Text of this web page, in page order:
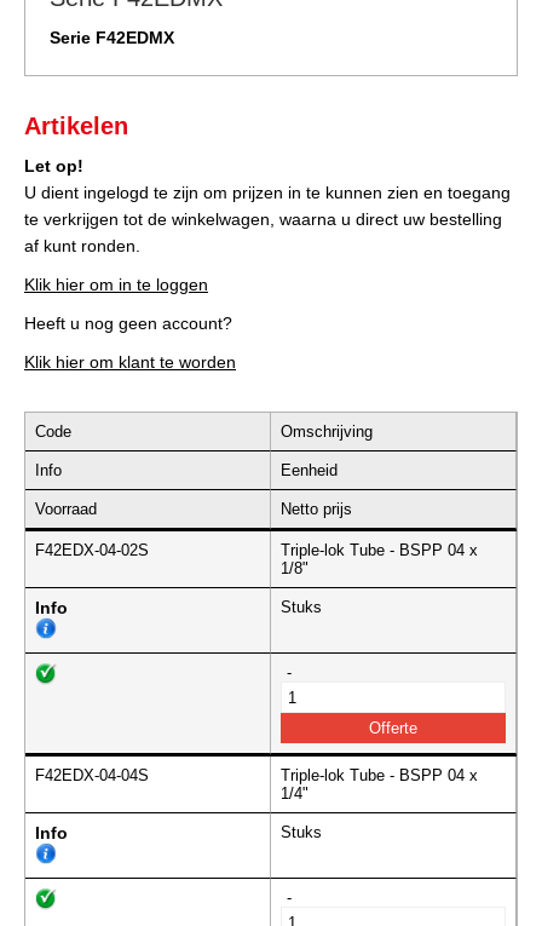
Serie F42EDMX
Artikelen
Let op!
U dient ingelogd te zijn om prijzen in te kunnen zien en toegang
te verkrijgen tot de winkelwagen, waarna u direct uw bestelling
af kunt ronden.
Klik hier om in te loggen
Heeft u nog geen account?
Klik hier om klant te worden
Code Omschrijving
Info Eenheid
Voorraad Netto prijs
F42EDX-04-02S
Triple-lok Tube - BSPP 04 x
1/8"
Info Stuks
-
F42EDX-04-04S
Triple-lok Tube - BSPP 04 x
1/4"
Info Stuks
-